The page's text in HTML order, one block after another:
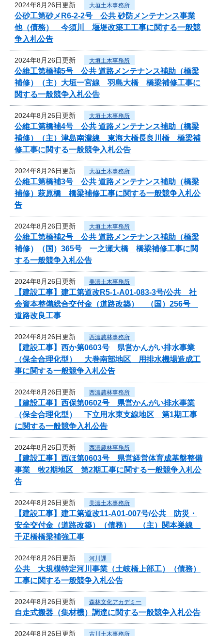
2024年8月26日更新 大垣土木事務所
公砂工第砂メR6-2-2号 公共 砂防メンテナンス事業
他（債務） 今須川 堰堤改築工工事に関する一般競
争入札公告
2024年8月26日更新 大垣土木事務所
公維工第橋補5号 公共 道路メンテナンス補助（橋梁
補修）（主）大垣一宮線 羽島大橋 橋梁補修工事に
関する一般競争入札公告
2024年8月26日更新 大垣土木事務所
公維工第橋補4号 公共 道路メンテナンス補助（橋梁
補修）（主）津島南濃線 東海大橋長良川橋 橋梁補
修工事に関する一般競争入札公告
2024年8月26日更新 大垣土木事務所
公維工第橋補3号 公共 道路メンテナンス補助（橋梁
補修）萩原橋 橋梁補修工事に関する一般競争入札公
告
2024年8月26日更新 大垣土木事務所
公維工第橋補2号 公共 道路メンテナンス補助（橋梁
補修）（国）365号 一之瀬大橋 橋梁補修工事に関
する一般競争入札公告
2024年8月26日更新 美濃土木事務所
【建設工事】建工第道改R5-1-A01-083-3号/公共 社
会資本整備総合交付金（道路改築） （国）256号
道路改良工事
2024年8月26日更新 西濃農林事務所
【建設工事】西か第0603号 県営かんがい排水事業
（保全合理化型） 大巻南部地区 用排水機場造成工
事に関する一般競争入札公告
2024年8月26日更新 西濃農林事務所
【建設工事】西保第0602号 県営かんがい排水事業
（保全合理化型） 下立用水東支線地区 第1期工事
に関する一般競争入札公告
2024年8月26日更新 西濃農林事務所
【建設工事】西ほ第0603号 県営経営体育成基盤整備
事業 牧2期地区 第2期工事に関する一般競争入札公
告
2024年8月26日更新 美濃土木事務所
【建設工事】建工第道改11-A01-007号/公共 防災・
安全交付金（道路改築）（債務） （主）関本巣線
千疋橋橋梁補強工事
2024年8月26日更新 河川課
公共 大規模特定河川事業（土岐橋上部工）（債務）
工事に関する一般競争入札公告
2024年8月26日更新 森林文化アカデミー
自走式搬器（集材機）調達に関する一般競争入札公告
2024年8月26日更新 古川土木事務所